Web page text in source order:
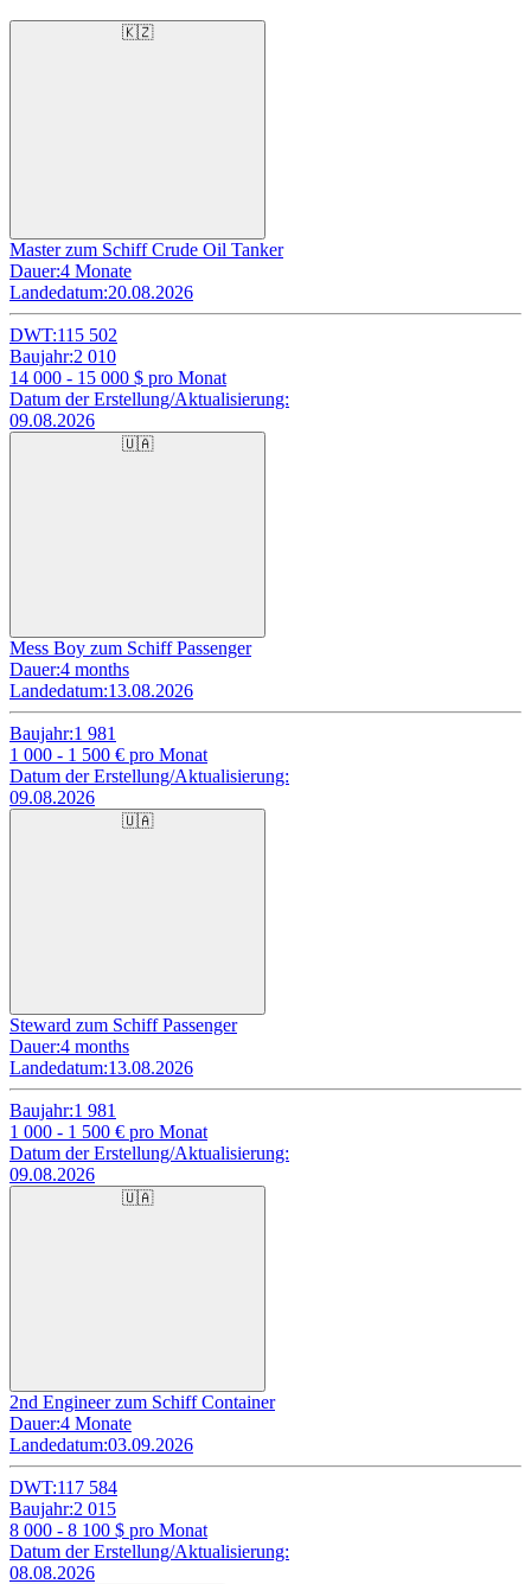
🇰🇿
Master zum Schiff Crude Oil Tanker
Dauer:4 Monate
Landedatum:20.08.2026
DWT:115 502
Baujahr:2 010
14 000 - 15 000 $ pro Monat
Datum der Erstellung/Aktualisierung:
09.08.2026
🇺🇦
Mess Boy zum Schiff Passenger
Dauer:4 months
Landedatum:13.08.2026
Baujahr:1 981
1 000 - 1 500 € pro Monat
Datum der Erstellung/Aktualisierung:
09.08.2026
🇺🇦
Steward zum Schiff Passenger
Dauer:4 months
Landedatum:13.08.2026
Baujahr:1 981
1 000 - 1 500 € pro Monat
Datum der Erstellung/Aktualisierung:
09.08.2026
🇺🇦
2nd Engineer zum Schiff Container
Dauer:4 Monate
Landedatum:03.09.2026
DWT:117 584
Baujahr:2 015
8 000 - 8 100 $ pro Monat
Datum der Erstellung/Aktualisierung:
08.08.2026